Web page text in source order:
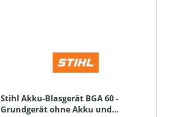
Stihl Akku-Blasgerät BGA 60 -
Grundgerät ohne Akku und